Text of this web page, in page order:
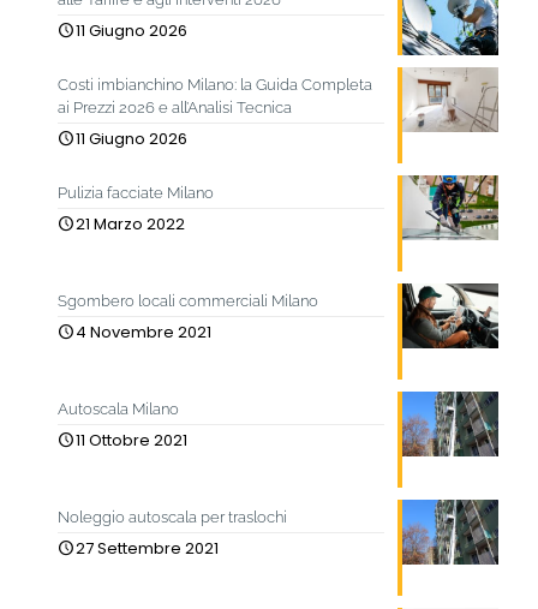
11 Giugno 2026
Costi imbianchino Milano: la Guida Completa
ai Prezzi 2026 e all’Analisi Tecnica
11 Giugno 2026
Pulizia facciate Milano
21 Marzo 2022
Sgombero locali commerciali Milano
4 Novembre 2021
Autoscala Milano
11 Ottobre 2021
Noleggio autoscala per traslochi
27 Settembre 2021